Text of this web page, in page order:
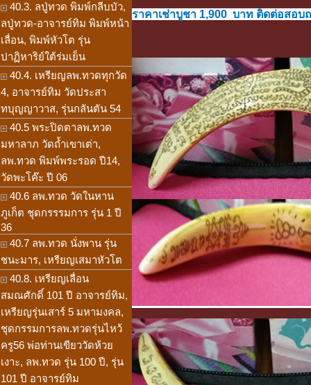
40.3. ลปู่ทวด พิมพ์กลีบบัว,
ลปู่ทวด-อาจารย์ทิม พิมพ์หน้า
เลื่อน, พิมพ์หัวโต รุ่น
ปาฏิหาริย์ใต้ร่มเย็น
40.4. เหรียญลพ.ทวดทุกวัด
4, อาจารย์ทิม วัดประสา
ทบุญญาวาส, รุ่นกลันตัน 54
40.5 พระปิดตาลพ.ทวด
มหาลาภ วัดถ้ำเขาเต่า,
ลพ.ทวด พิมพ์พระรอด ปี14,
วัดพะโค๊ะ ปี 06
40.6 ลพ.ทวด วัดในหาน
ภูเก็ต ชุดกรรรมการ รุ่น 1 ปี
36
40.7 ลพ.ทวด นั่งพาน รุ่น
ชนะมาร, เหรียญเสมาหัวโต
40.8. เหรียญเลื่อน
สมณศักดิ์ 101 ปี อาจารย์ทิม,
เหรียญรุ่นเสาร์ 5 มหามงคล,
ชุดกรรมการลพ.ทวดรุ่นไหว้
ครู56 พ่อท่านเขียววัดห้วย
เงาะ, ลพ.ทวด รุ่น 100 ปี, รุ่น
101 ปี อาจารย์ทิม
ราคาเช่าบูชา 1,900 บาท ติดต่อสอบ